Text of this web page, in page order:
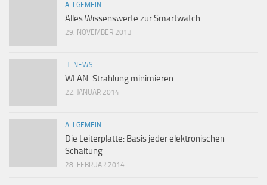
ALLGEMEIN
Alles Wissenswerte zur Smartwatch
29. NOVEMBER 2013
IT-NEWS
WLAN-Strahlung minimieren
22. JANUAR 2014
ALLGEMEIN
Die Leiterplatte: Basis jeder elektronischen
Schaltung
28. FEBRUAR 2014